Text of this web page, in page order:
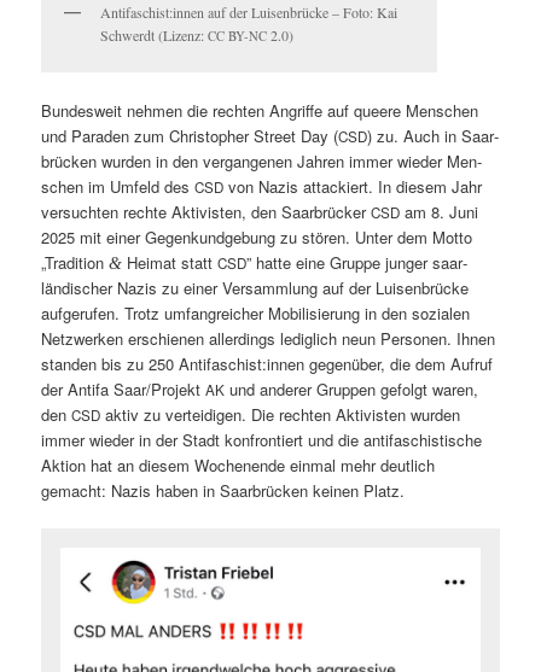
Antifaschist:innen auf der Luisen­brücke – Foto: Kai
Schw­erdt (Lizenz:CC BY-NC 2.0)
Bun­desweit nehmen die recht­en Angriffe auf queere Men­schen
und Paraden zum Christo­pher Street Day (CSD) zu. Auch in Saar­
brück­en wur­den in den ver­gan­genen Jahren immer wieder Men­
schen im Umfeld desCSD von Nazis attack­iert. In diesem Jahr
ver­sucht­en rechte Aktivis­ten, den Saar­brück­erCSD am 8. Juni
2025 mit ein­er Gegenkundge­bung zu stören. Unter dem Mot­to
„Tra­di­tion& Heimat stattCSD” hat­te eine Gruppe junger saar­
ländis­ch­er Nazis zu ein­er Ver­samm­lung auf der Luisen­brücke
aufgerufen. Trotz umfan­gre­ich­er Mobil­isierung in den sozialen
Net­zw­erken erschienen allerd­ings lediglich neun Per­so­n­en. Ihnen
standen bis zu 250 Antifaschist:innen gegenüber, die dem Aufruf
der Antifa Saar/ProjektAK und ander­er Grup­pen gefol­gt waren,
denCSD aktiv zu vertei­di­gen. Die recht­en Aktivis­ten wur­den
immer wieder in der Stadt kon­fron­tiert und die antifaschis­tis­che
Aktion hat an diesem Woch­enende ein­mal mehr deut­lich
gemacht: Nazis haben in Saar­brück­en keinen Platz.